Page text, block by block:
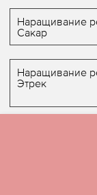
Наращивание
Сакар
Наращивание
Этрек